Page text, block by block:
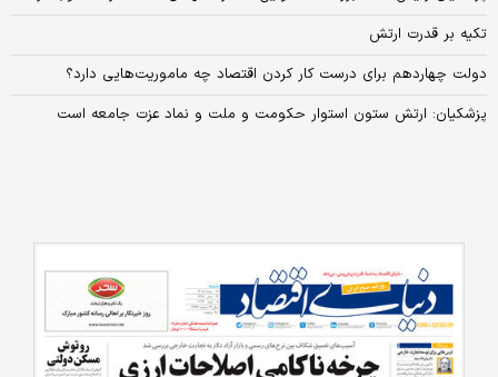
تکیه بر قدرت ارتش
دولت چهاردهم برای درست کار کردن اقتصاد چه ماموریت‌هایی دارد؟
پزشکیان: ارتش ستون استوار حکومت و ملت و‌ نماد عزت جامعه است